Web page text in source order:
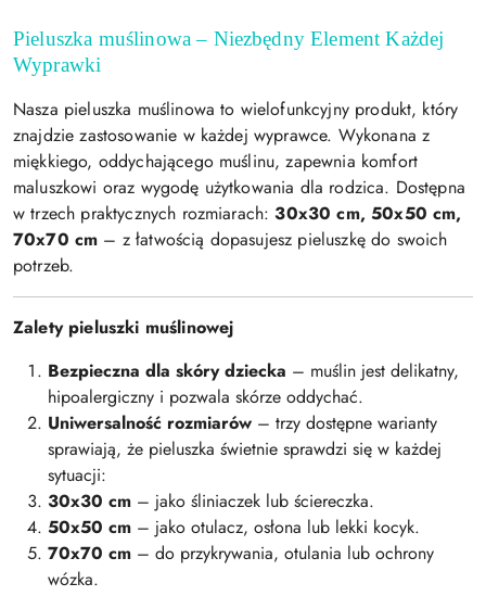
Pieluszka muślinowa – Niezbędny Element Każdej
Wyprawki
Nasza pieluszka muślinowa to wielofunkcyjny produkt, który
znajdzie zastosowanie w każdej wyprawce. Wykonana z
miękkiego, oddychającego muślinu, zapewnia komfort
maluszkowi oraz wygodę użytkowania dla rodzica. Dostępna
w trzech praktycznych rozmiarach:30x30 cm, 50x50 cm,
70x70 cm – z łatwością dopasujesz pieluszkę do swoich
potrzeb.
Zalety pieluszki muślinowej
Bezpieczna dla skóry dziecka – muślin jest delikatny,
hipoalergiczny i pozwala skórze oddychać.
Uniwersalność rozmiarów – trzy dostępne warianty
sprawiają, że pieluszka świetnie sprawdzi się w każdej
sytuacji:
30x30 cm – jako śliniaczek lub ściereczka.
50x50 cm – jako otulacz, osłona lub lekki kocyk.
70x70 cm – do przykrywania, otulania lub ochrony
wózka.